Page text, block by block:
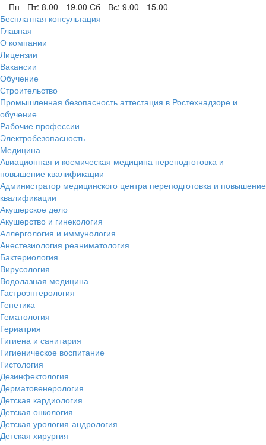
Пн - Пт: 8.00 - 19.00 Сб - Вс: 9.00 - 15.00
Бесплатная консультация
Главная
О компании
Лицензии
Вакансии
Обучение
Строительство
Промышленная безопасность аттестация в Ростехнадзоре и
обучение
Рабочие профессии
Электробезопасность
Медицина
Авиационная и космическая медицина переподготовка и
повышение квалификации
Администратор медицинского центра переподготовка и повышение
квалификации
Акушерское дело
Акушерство и гинекология
Аллергология и иммунология
Анестезиология реаниматология
Бактериология
Вирусология
Водолазная медицина
Гастроэнтерология
Генетика
Гематология
Гериатрия
Гигиена и санитария
Гигиеническое воспитание
Гистология
Дезинфектология
Дерматовенерология
Детская кардиология
Детская онкология
Детская урология-андрология
Детская хирургия